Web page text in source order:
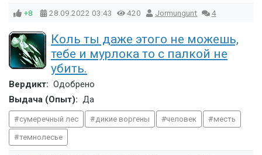
+8 28.09.2022 03:43 420 Jormungunt 4
Коль ты даже этого не можешь,
тебе и мурлока то с палкой не
убить.
Вердикт: Одобрено
Выдача (Опыт): Да
сумеречный лес дикие воргены человек месть
темнолесье